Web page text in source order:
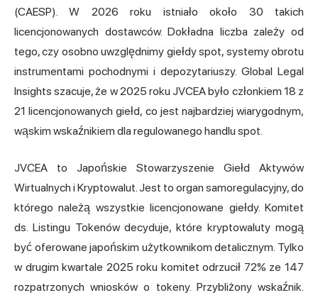
(CAESP). W 2026 roku istniało około 30 takich
licencjonowanych dostawców. Dokładna liczba zależy od
tego, czy osobno uwzględnimy giełdy spot, systemy obrotu
instrumentami pochodnymi i depozytariuszy. Global Legal
Insights szacuje, że w 2025 roku JVCEA było członkiem 18 z
21 licencjonowanych giełd, co jest najbardziej wiarygodnym,
wąskim wskaźnikiem dla regulowanego handlu spot.
JVCEA to Japońskie Stowarzyszenie Giełd Aktywów
Wirtualnych i Kryptowalut. Jest to organ samoregulacyjny, do
którego należą wszystkie licencjonowane giełdy. Komitet
ds. Listingu Tokenów decyduje, które kryptowaluty mogą
być oferowane japońskim użytkownikom detalicznym. Tylko
w drugim kwartale 2025 roku komitet odrzucił 72% ze 147
rozpatrzonych wniosków o tokeny. Przybliżony wskaźnik.